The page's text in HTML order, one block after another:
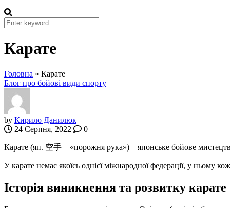
Карате
Головна » Карате
Блог про бойові види спорту
by Кирило Данилюк
24 Серпня, 2022
0
Карате (яп. 空手 – «порожня рука») – японське бойове
У карате немає якоїсь однієї міжнародної федерації, у ньому
Історія виникнення та розвитку карате